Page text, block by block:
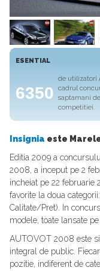
ESENTIAL
6350
de utilizatori
cadrul
saptamani
competitiei.
Insignia este
Editia 2009 a
2008, a inceput pe 2
incheiat pe 22 februarie
favorite la doua
Calitate/Pret). In
modele, toate lansate
AUTOVOT 2008 este
integral de public.
pozitie, indiferent de